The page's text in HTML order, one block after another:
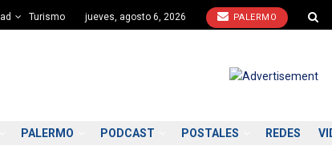
Turismo jueves, agosto 6, 2026 PALERMO
PALERMO PODCAST POSTALES REDES